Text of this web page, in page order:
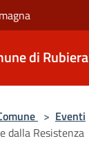
di Rubiera
> Eventi
dalla Resistenza